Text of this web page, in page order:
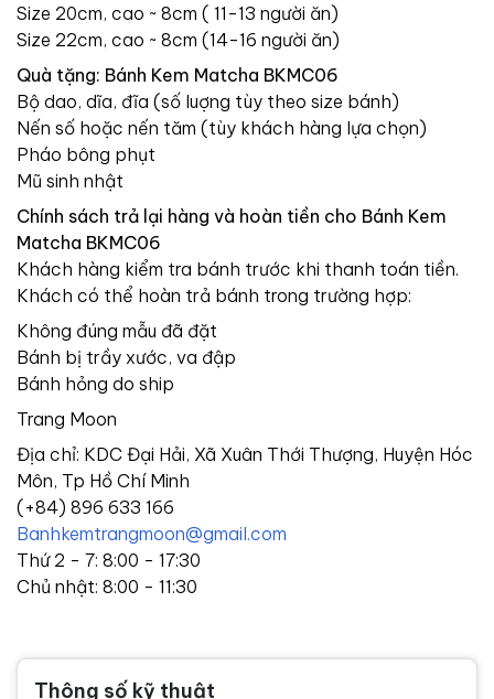
Size 20cm, cao ~ 8cm ( 11-13 người ăn)
Size 22cm, cao ~ 8cm (14-16 người ăn)
Quà tặng: Bánh Kem Matcha BKMC06
Bộ dao, dĩa, đĩa (số luợng tùy theo size bánh)
Nến số hoặc nến tăm (tùy khách hàng lựa chọn)
Pháo bông phụt
Mũ sinh nhật
Chính sách trả lại hàng và hoàn tiền cho Bánh Kem
Matcha BKMC06
Khách hàng kiểm tra bánh trước khi thanh toán tiền.
Khách có thể hoàn trả bánh trong trường hợp:
Không đúng mẫu đã đặt
Bánh bị trầy xước, va đập
Bánh hỏng do ship
Trang Moon
Địa chỉ: KDC Đại Hải, Xã Xuân Thới Thượng, Huyện Hóc
Môn, Tp Hồ Chí Minh
(+84) 896 633 166
Banhkemtrangmoon@gmail.com
Thứ 2 - 7: 8:00 - 17:30
Chủ nhật: 8:00 - 11:30
Thông số kỹ thuật